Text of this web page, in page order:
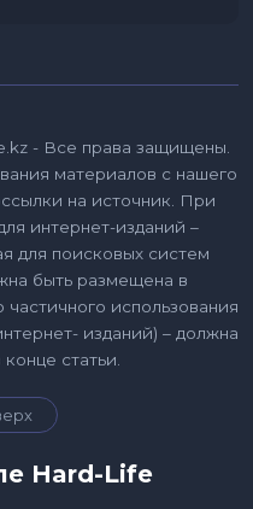
- Все права защищены.
материалов с нашего
на источник. При
интернет-изданий –
для поисковых систем
быть размещена в
использования
изданий) – должна
статьи.
Hard-Life